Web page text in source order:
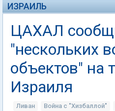
ИЗРАИЛЬ
ЦАХАЛ
"нескольких
объектов" на
Израиля
Ливан Война с "Хизбаллой"